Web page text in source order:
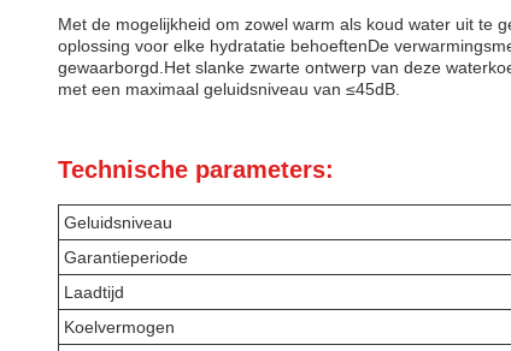
Met de mogelijkheid om zowel warm als koud water uit te
oplossing voor elke hydratatie behoeftenDe
gewaarborgd.Het slanke zwarte ontwerp van deze
met een maximaal geluidsniveau van ≤45dB.
Technische parameters:
Geluidsniveau
Garantieperiode
Laadtijd
Koelvermogen